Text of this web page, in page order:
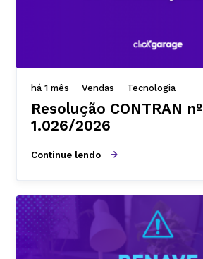
há 1 mês Vendas Tecnologia
Resolução CONTRAN nº
1.026/2026
Continue lendo